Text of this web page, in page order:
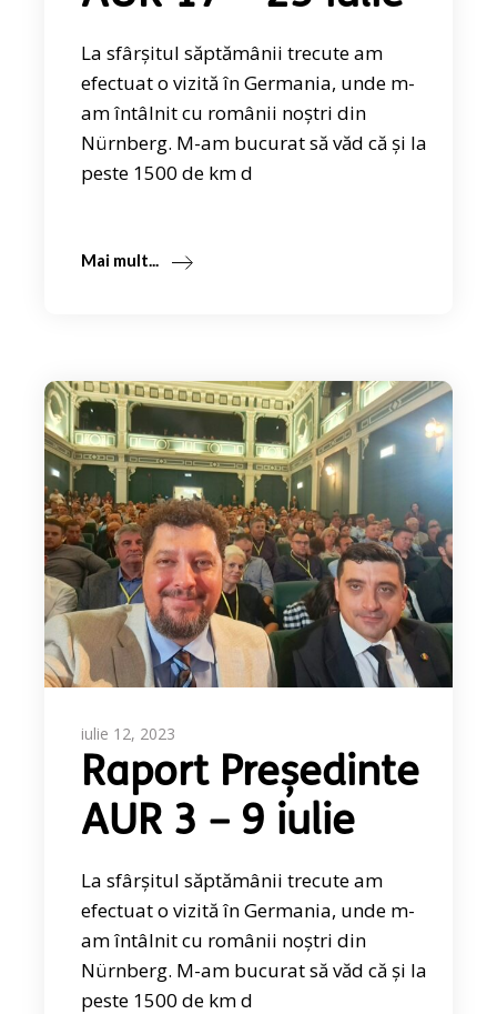
La sfârșitul săptămânii trecute am
efectuat o vizită în Germania, unde m-
am întâlnit cu românii noștri din
Nürnberg. M-am bucurat să văd că și la
peste 1500 de km d
Mai mult...
iulie 12, 2023
Raport Președinte
AUR 3 – 9 iulie
La sfârșitul săptămânii trecute am
efectuat o vizită în Germania, unde m-
am întâlnit cu românii noștri din
Nürnberg. M-am bucurat să văd că și la
peste 1500 de km d